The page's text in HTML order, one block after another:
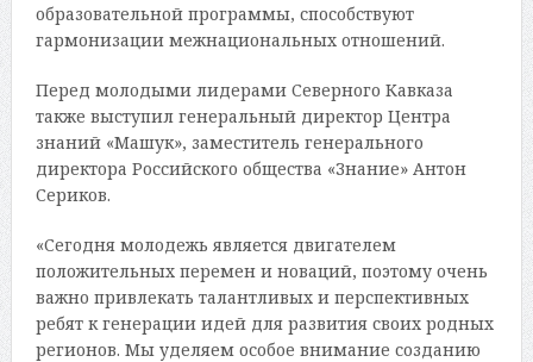
образовательной программы, способствуют
гармонизации межнациональных отношений.
Перед молодыми лидерами Северного Кавказа
также выступил генеральный директор Центра
знаний «Машук», заместитель генерального
директора Российского общества «Знание» Антон
Сериков.
«Сегодня молодежь является двигателем
положительных перемен и новаций, поэтому очень
важно привлекать талантливых и перспективных
ребят к генерации идей для развития своих родных
регионов. Мы уделяем особое внимание созданию